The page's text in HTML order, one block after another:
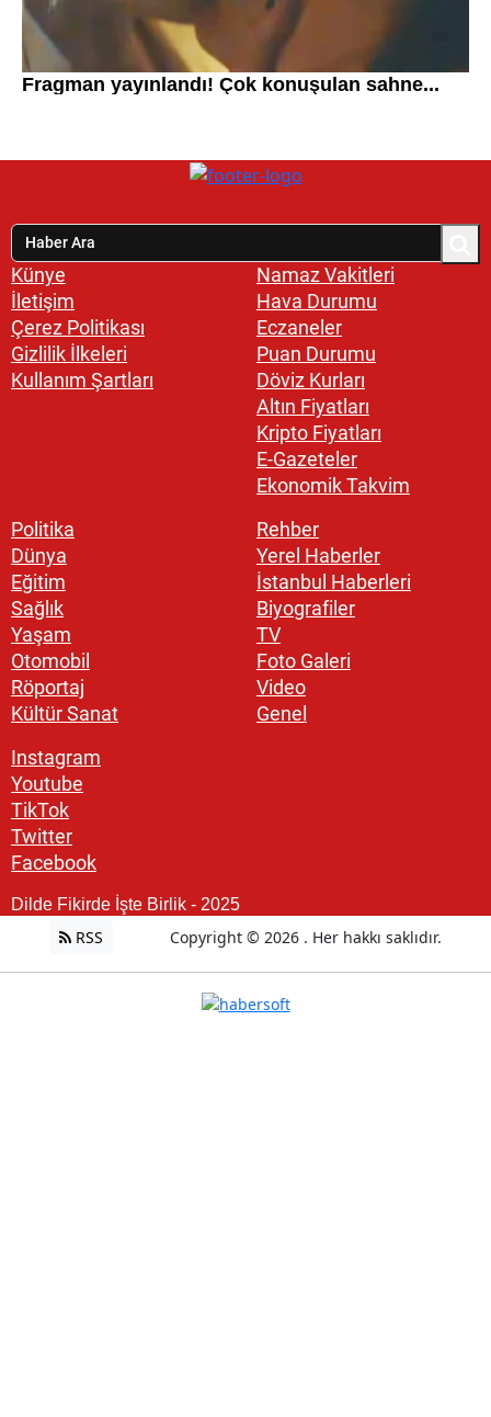
Künye
İletişim
Çerez Politikası
Gizlilik İlkeleri
Kullanım Şartları
Namaz Vakitleri
Hava Durumu
Eczaneler
Puan Durumu
Döviz Kurları
Altın Fiyatları
Kripto Fiyatları
E-Gazeteler
Ekonomik Takvim
Politika
Dünya
Eğitim
Sağlık
Yaşam
Otomobil
Röportaj
Kültür Sanat
Rehber
Yerel Haberler
İstanbul Haberleri
Biyografiler
TV
Foto Galeri
Video
Genel
Instagram
Youtube
TikTok
Twitter
Facebook
Dilde Fikirde İşte Birlik - 2025
RSS Copyright © 2026 . Her hakkı saklıdır.